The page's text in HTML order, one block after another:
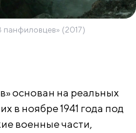
панфиловцев» (2017)
основан на реальных
в ноябре 1941 года под
военные части,